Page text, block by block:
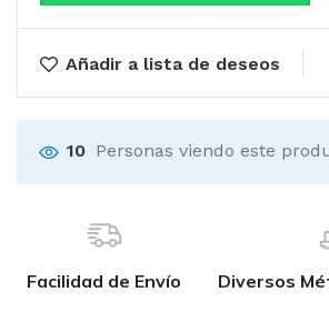
Añadir a lista de deseos
10 Personas viendo este
Facilidad de Envío Diversos